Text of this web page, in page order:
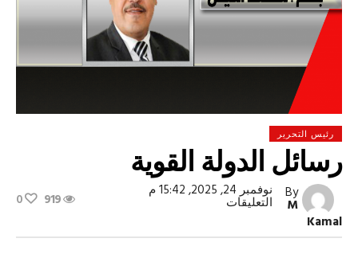
رئيس التحرير
رسائل الدولة القوية
By
M
Kamal
نوفمبر 24, 2025, 15:42 م
التعليقاتعلى
القوية
919
0